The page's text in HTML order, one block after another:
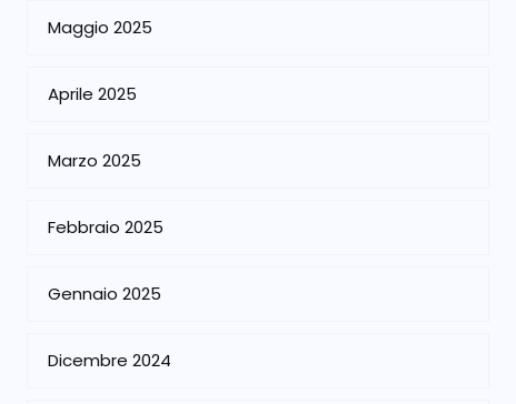
Maggio 2025
Aprile 2025
Marzo 2025
Febbraio 2025
Gennaio 2025
Dicembre 2024